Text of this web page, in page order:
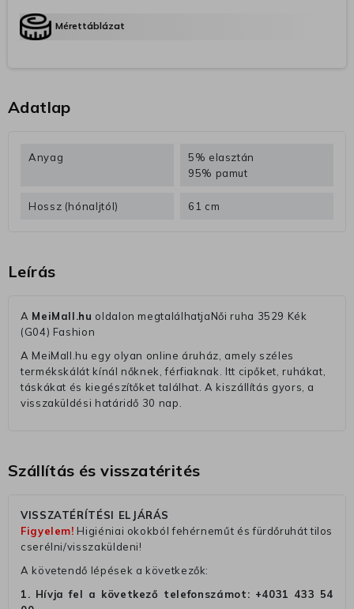
Mérettáblázat
Adatlap
Anyag
5% elasztán
95% pamut
Hossz (hónaljtól) 61 cm
Leírás
A MeiMall.hu oldalon megtalálhatjaNői ruha 3529 Kék
(G04) Fashion
A MeiMall.hu egy olyan online áruház, amely széles
termékskálát kínál nőknek, férfiaknak. Itt cipőket, ruhákat,
táskákat és kiegészítőket találhat. A kiszállítás gyors, a
visszaküldési határidő 30 nap.
Szállítás és visszatérités
VISSZATÉRÍTÉSI ELJÁRÁS
Figyelem! Higiéniai okokból fehérneműt és fürdőruhát tilos
cserélni/visszaküldeni!
A követendő lépések a következők:
1. Hívja fel a következő telefonszámot: +4031 433 54